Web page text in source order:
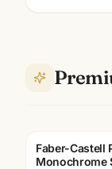
Faber-Castell
Monochrome